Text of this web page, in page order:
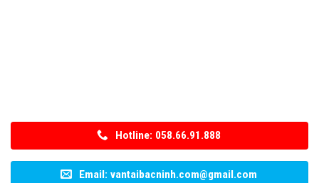
Hotline: 058.66.91.888
Email: vantaibacninh.com@gmail.com